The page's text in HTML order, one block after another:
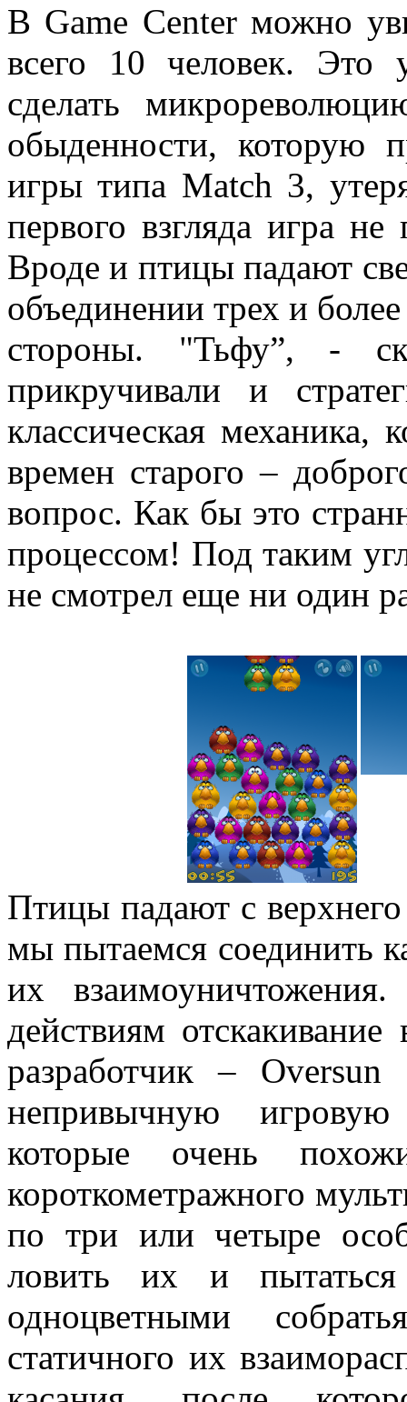
В Game Center можно
всего 10 человек. Это
сделать
обыденности, которую
игры типа Match 3,
первого взгляда игра
Вроде и птицы падают
объединении трех и
стороны. "Тьфу”, -
прикручивали и
классическая механика,
времен старого –
вопрос. Как бы это
процессом! Под таким
не смотрел еще ни один
Птицы падают с
мы пытаемся соединить
их
действиям
разработчик –
непривычную
которые очень
короткометражного
по три или четыре
ловить их и
одноцветными
статичного их